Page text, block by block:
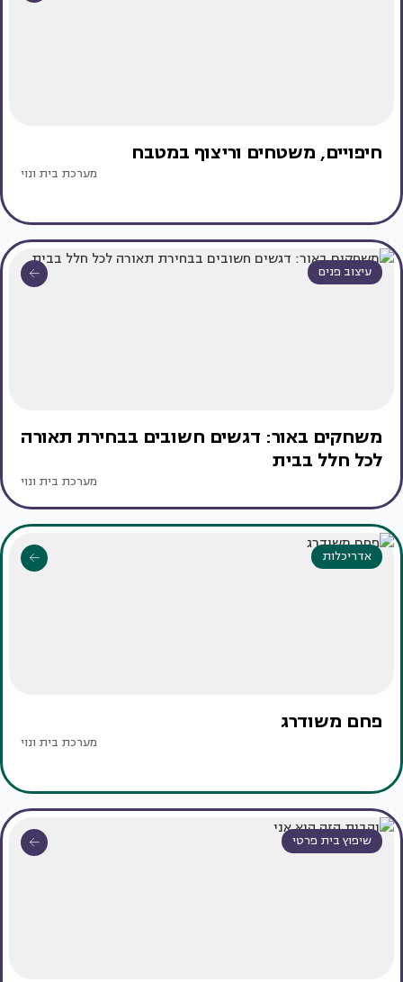
חיפויים, משטחים וריצוף במטבח
מערכת בית ונוי
עיצוב פנים
משחקים באור: דגשים חשובים בבחירת תאורה
לכל חלל בבית
מערכת בית ונוי
אדריכלות
פחם משודרג
מערכת בית ונוי
שיפוץ בית פרטי